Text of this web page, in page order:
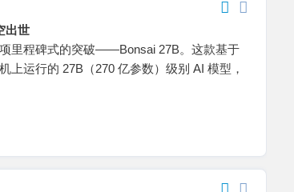
出世
里程碑式的突破——Bonsai 27B。这款基于
上运行的 27B（270 亿参数）级别 AI 模型，